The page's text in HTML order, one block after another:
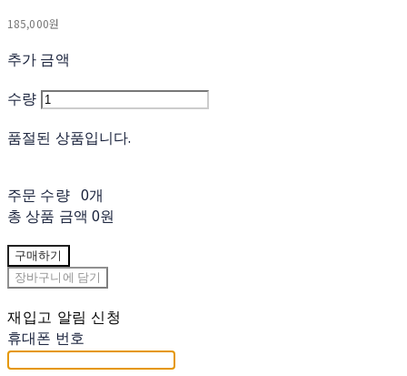
185,000원
추가 금액
수량
품절된 상품입니다.
주문 수량 0개
총 상품 금액 0원
구매하기
장바구니에 담기
재입고 알림 신청
휴대폰 번호